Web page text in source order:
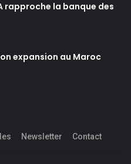
rapproche la banque des
expansion au Maroc
Newsletter Contact